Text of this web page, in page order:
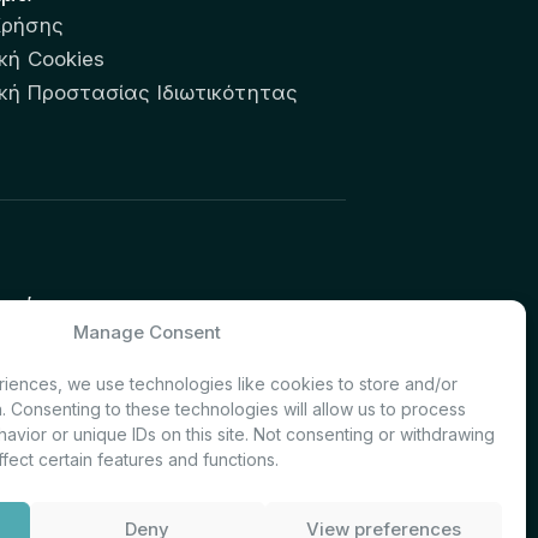
Manage Consent
we use technologies like cookies to store and/or
Consenting to these technologies will allow us to process
or unique IDs on this site. Not consenting or withdrawing
certain features and functions.
Deny View preferences
Cookies
Προστασίας Ιδιωτικότητας
Investor Relations – Τμήμα